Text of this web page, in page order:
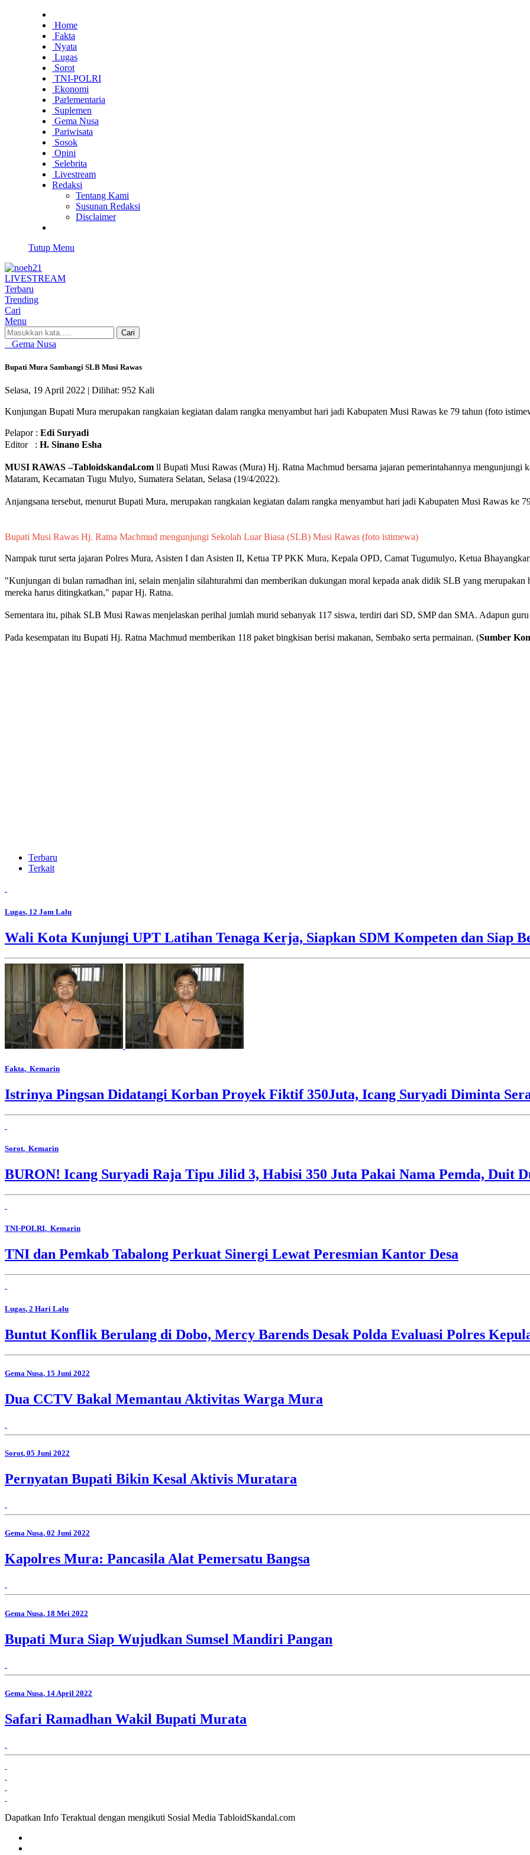
Home
Fakta
Nyata
Lugas
Sorot
TNI-POLRI
Ekonomi
Parlementaria
Suplemen
Gema Nusa
Pariwisata
Sosok
Opini
Selebrita
Livestream
Redaksi
Tentang Kami
Susunan Redaksi
Disclaimer
Tutup Menu
LIVESTREAM
Terbaru
Trending
Cari
Menu
Cari
Gema Nusa
Bupati Mura Sambangi SLB Musi Rawas
Selasa, 19 April 2022 | Dilihat: 952 Kali
Kunjungan Bupati Mura merupakan rangkaian kegiatan dalam rangka menyambut hari jadi Kabupaten Musi Rawas ke 79 tahun (foto
Pelapor : Edi Suryadi
Editor : H. Sinano Esha
MUSI RAWAS –Tabloidskandal.com ll Bupati Musi Rawas (Mura) Hj. Ratna Machmud bersama jajaran pemerintahannya
Mataram, Kecamatan Tugu Mulyo, Sumatera Selatan, Selasa (19/4/2022).
Anjangsana tersebut, menurut Bupati Mura, merupakan rangkaian kegiatan dalam rangka menyambut hari jadi Kabupaten Musi Rawas ke
Bupati Musi Rawas Hj. Ratna Machmud mengunjungi Sekolah Luar Biasa (SLB) Musi Rawas (foto istimewa)
Nampak turut serta jajaran Polres Mura, Asisten I dan Asisten II, Ketua TP PKK Mura, Kepala OPD, Camat Tugumulyo, Ketua
"Kunjungan di bulan ramadhan ini, selain menjalin silahturahmi dan memberikan dukungan moral kepada anak didik SLB yang merupakan
mereka harus ditingkatkan," papar Hj. Ratna.
Sementara itu, pihak SLB Musi Rawas menjelaskan perihal jumlah murid sebanyak 117 siswa, terdiri dari SD, SMP dan SMA. Adapun
Pada kesempatan itu Bupati Hj. Ratna Machmud memberikan 118 paket bingkisan berisi makanan, Sembako serta permainan. (Sumber
Terbaru
Terkait
Lugas, 12 Jam Lalu
Wali Kota Kunjungi UPT Latihan Tenaga Kerja, Siapkan SDM Kompeten dan Siap
Fakta, Kemarin
Istrinya Pingsan Didatangi Korban Proyek Fiktif 350Juta, Icang Suryadi Diminta
Sorot, Kemarin
BURON! Icang Suryadi Raja Tipu Jilid 3, Habisi 350 Juta Pakai Nama Pemda, Duit
TNI-POLRI, Kemarin
TNI dan Pemkab Tabalong Perkuat Sinergi Lewat Peresmian Kantor Desa
Lugas, 2 Hari Lalu
Buntut Konflik Berulang di Dobo, Mercy Barends Desak Polda Evaluasi Polres
Gema Nusa, 15 Juni 2022
Dua CCTV Bakal Memantau Aktivitas Warga Mura
Sorot, 05 Juni 2022
Pernyatan Bupati Bikin Kesal Aktivis Muratara
Gema Nusa, 02 Juni 2022
Kapolres Mura: Pancasila Alat Pemersatu Bangsa
Gema Nusa, 18 Mei 2022
Bupati Mura Siap Wujudkan Sumsel Mandiri Pangan
Gema Nusa, 14 April 2022
Safari Ramadhan Wakil Bupati Murata
Dapatkan Info Teraktual dengan mengikuti Sosial Media TabloidSkandal.com